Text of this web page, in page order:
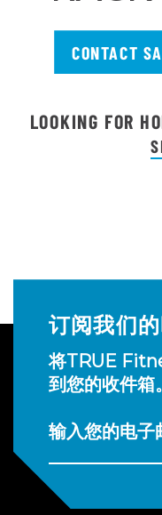
CONTACT
LOOKING FOR
订阅我们
将TRUE
到您的收件箱。
输入您的电子